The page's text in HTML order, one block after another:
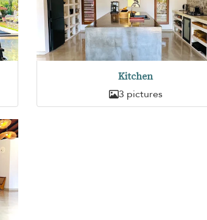
Kitchen
3 pictures